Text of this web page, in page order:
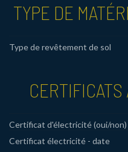
TYPE DE
Type de revêtement de sol
Certificat d'électricité (oui/non)
Certificat électricité - date